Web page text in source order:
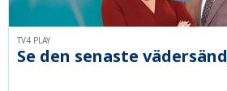
Se den senaste
TV4 PLAY